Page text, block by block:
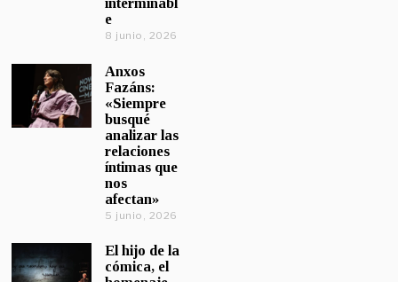
interminabl
e
8 junio, 2026
Anxos
Fazáns:
«Siempre
busqué
analizar las
relaciones
íntimas que
nos
afectan»
5 junio, 2026
El hijo de la
cómica, el